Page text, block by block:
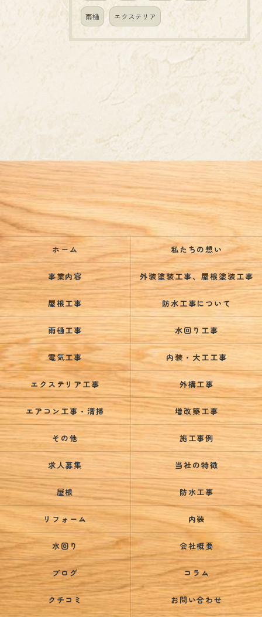
雨樋 エクステリア
ホーム 私たちの想い
事業内容 外装塗装工事、屋根塗装工事
屋根工事 防水工事について
雨樋工事 水回り工事
電気工事 内装・大工工事
エクステリア工事 外構工事
エアコン工事・清掃 増改築工事
その他 施工事例
求人募集 当社の特徴
屋根 防水工事
リフォーム 内装
水回り 会社概要
ブログ コラム
クチコミ お問い合わせ